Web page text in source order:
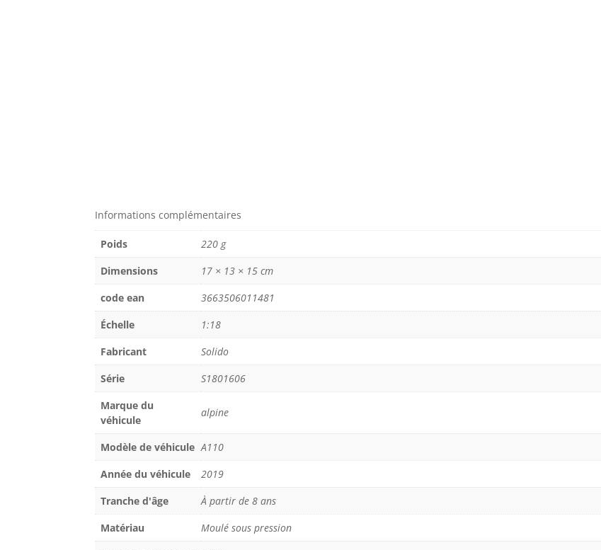
Informations complémentaires
Poids
220 g
Dimensions
17 × 13 × 15 cm
code ean
3663506011481
Échelle
1:18
Fabricant
Solido
Série
S1801606
Marque du
véhicule
alpine
Modèle de véhicule A110
Année du véhicule
2019
Tranche d'âge
À partir de 8 ans
Matériau
Moulé sous pression